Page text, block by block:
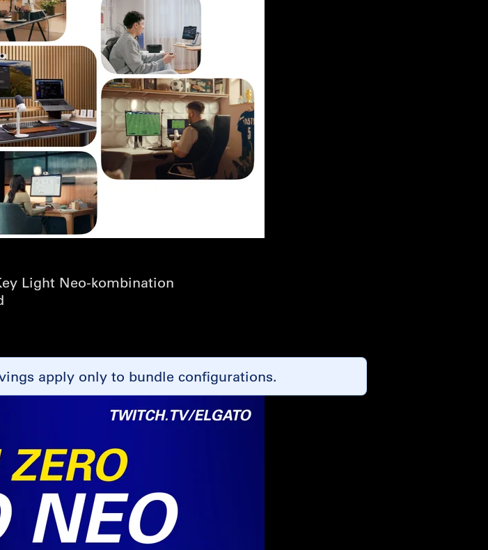
Light Neo-kombination
apply only to bundle configurations.